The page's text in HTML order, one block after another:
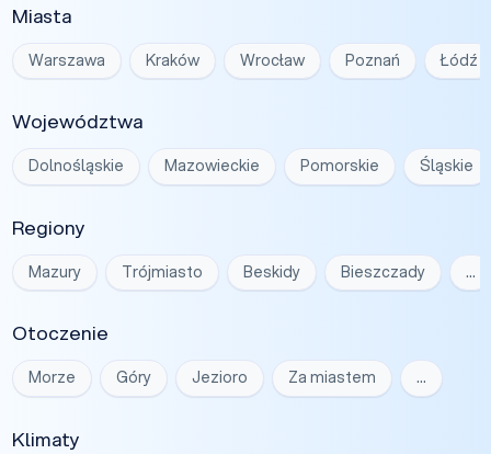
Miasta
Warszawa Kraków Wrocław Poznań Łódź
Województwa
Dolnośląskie Mazowieckie Pomorskie Śląskie
Regiony
Mazury Trójmiasto Beskidy Bieszczady …
Otoczenie
Morze Góry Jezioro Za miastem …
Klimaty